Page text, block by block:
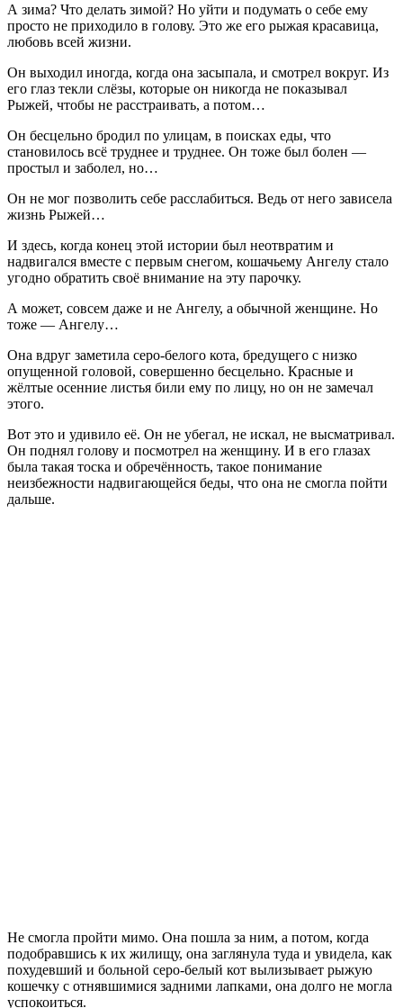
А зима? Что делать зимой? Но уйти и подумать о себе ему
просто не приходило в голову. Это же его рыжая красавица,
любовь всей жизни.
Он выходил иногда, когда она засыпала, и смотрел вокруг. Из
его глаз текли слёзы, которые он никогда не показывал
Рыжей, чтобы не расстраивать, а потом…
Он бесцельно бродил по улицам, в поисках еды, что
становилось всё труднее и труднее. Он тоже был болен —
простыл и заболел, но…
Он не мог позволить себе расслабиться. Ведь от него зависела
жизнь Рыжей…
И здесь, когда конец этой истории был неотвратим и
надвигался вместе с первым снегом, кошачьему Ангелу стало
угодно обратить своё внимание на эту парочку.
А может, совсем даже и не Ангелу, а обычной женщине. Но
тоже — Ангелу…
Она вдруг заметила серо-белого кота, бредущего с низко
опущенной головой, совершенно бесцельно. Красные и
жёлтые осенние листья били ему по лицу, но он не замечал
этого.
Вот это и удивило её. Он не убегал, не искал, не высматривал.
Он поднял голову и посмотрел на женщину. И в его глазах
была такая тоска и обречённость, такое понимание
неизбежности надвигающейся беды, что она не смогла пойти
дальше.
Не смогла пройти мимо. Она пошла за ним, а потом, когда
подобравшись к их жилищу, она заглянула туда и увидела, как
похудевший и больной серо-белый кот вылизывает рыжую
кошечку с отнявшимися задними лапками, она долго не могла
успокоиться.